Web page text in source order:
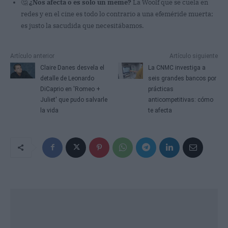
🤔¿Nos afecta o es solo un meme? La Woolf que se cuela en
redes y en el cine es todo lo contrario a una efeméride muerta;
es justo la sacudida que necesitábamos.
Artículo anterior
Claire Danes desvela el
detalle de Leonardo
DiCaprio en 'Romeo +
Juliet' que pudo salvarle
la vida
Artículo siguiente
La CNMC investiga a
seis grandes bancos por
prácticas
anticompetitivas: cómo
te afecta